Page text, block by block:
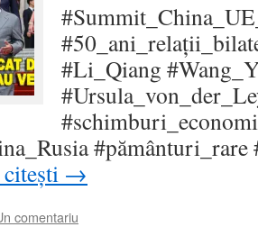
#Li_Qiang
#pământuri_rare
→
comentariu